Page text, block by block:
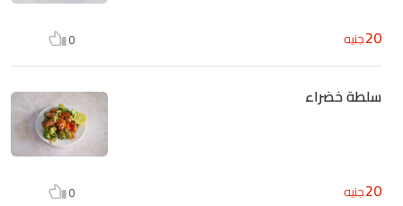
20جنيه 0
سلطة خضراء
20جنيه 0